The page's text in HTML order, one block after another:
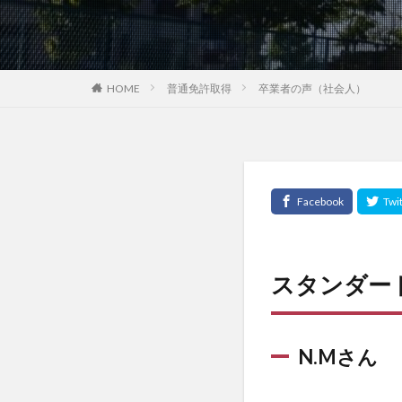
HOME 普通免許取得 卒業者の声（社会人）
スタンダー
N.Mさん